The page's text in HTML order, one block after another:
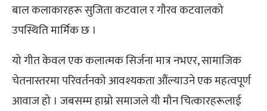
बाल कलाकारहरू सुजिता कटवाल र गौरव कटवालको
उपस्थिति मार्मिक छ ।
यो गीत केवल एक कलात्मक सिर्जना मात्र नभएर, सामाजिक
चेतनास्तरमा परिवर्तनको आवश्यकता औंल्याउने एक महत्वपूर्ण
आवाज हो । जबसम्म हाम्रो समाजले यी मौन चित्कारहरूलाई